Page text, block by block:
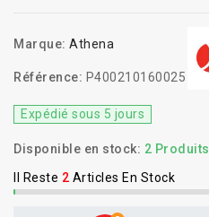
Marque: Athena
Référence: P400210160025
Expédié sous 5 jours
Disponible en stock: 2 Produits
Il Reste 2 Articles En Stock